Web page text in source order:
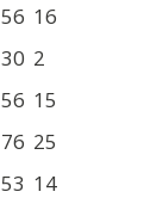
56 16
30 2
56 15
76 25
53 14